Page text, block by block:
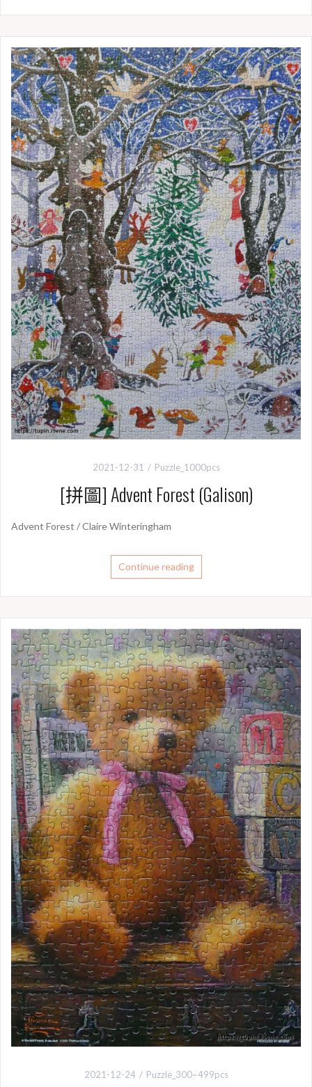
2021-12-31 Puzzle_1000pcs
[拼圖] Advent Forest (Galison)
Advent Forest / Claire Winteringham
Continue reading
2021-12-24 Puzzle_300~499pcs